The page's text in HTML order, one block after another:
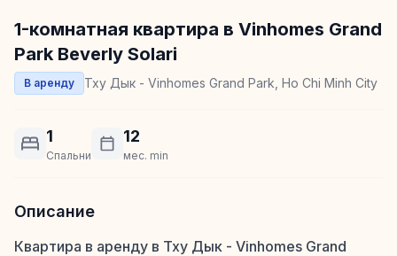
1-комнатная квартира в Vinhomes Grand
Park Beverly Solari
В аренду Тху Дык - Vinhomes Grand Park, Ho Chi Minh City
1
Спальни
12
мес. min
Описание
Квартира в аренду в Тху Дык - Vinhomes Grand